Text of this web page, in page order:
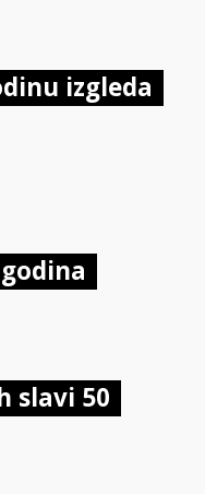
izgleda
slavi 50